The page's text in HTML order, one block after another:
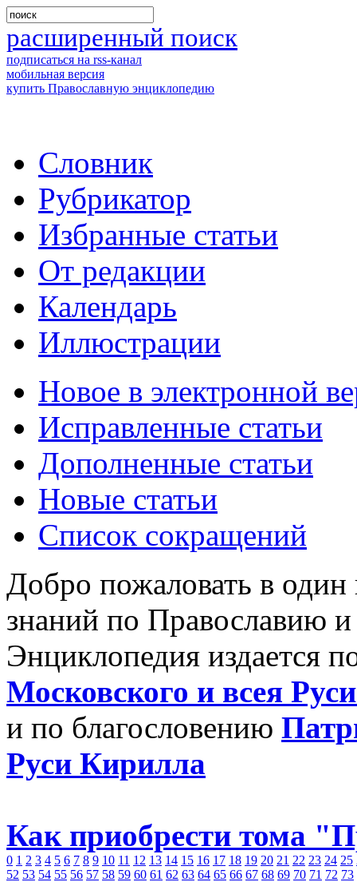
расширенный поиск
подписаться на rss-канал
мобильная версия
купить Православную энциклопедию
Словник
Рубрикатор
Избранные статьи
От редакции
Календарь
Иллюстрации
Новое в электронной
Исправленные статьи
Дополненные статьи
Новые статьи
Список сокращений
Добро пожаловать в
знаний по Православию
Энциклопедия издается
Московского и всея
и по благословению
Руси Кирилла
Как приобрести тома
0 1 2 3 4 5 6 7 8 9 10 11 12 13 14 15 16 17 18 19 20 21 22 23 24 25
52 53 54 55 56 57 58 59 60 61 62 63 64 65 66 67 68 69 70 71 72 73